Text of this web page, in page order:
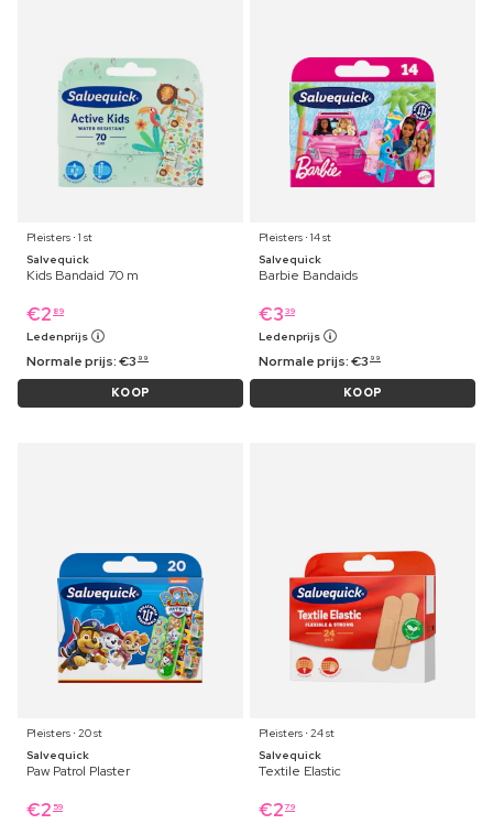
Pleisters ⋅ 1 st
Salvequick
Kids Bandaid 70 m
€2 89
Ledenprijs
Normale prijs:€3 99
KOOP
Pleisters ⋅ 14 st
Salvequick
Barbie Bandaids
€3 39
Ledenprijs
Normale prijs:€3 99
KOOP
Pleisters ⋅ 20 st
Salvequick
Paw Patrol Plaster
€2 59
Pleisters ⋅ 24 st
Salvequick
Textile Elastic
€2 79